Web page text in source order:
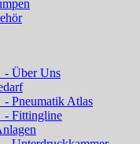
Uns
Atlas